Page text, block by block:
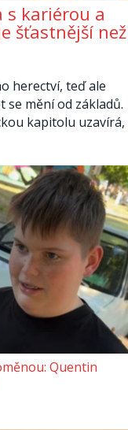
s kariérou a
šťastnější než
herectví, teď ale
se mění od základů.
kapitolu uzavírá,
Quentin